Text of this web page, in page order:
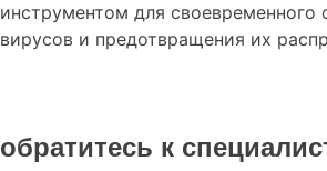
инструментом для своевременного
вирусов и предотвращения их
обратитесь к